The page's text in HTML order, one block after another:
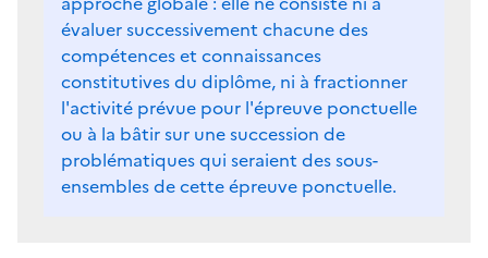
évaluer successivement chacune des
compétences et connaissances
constitutives du diplôme, ni à fractionner
l'activité prévue pour l'épreuve ponctuelle
ou à la bâtir sur une succession de
problématiques qui seraient des sous-
ensembles de cette épreuve ponctuelle.